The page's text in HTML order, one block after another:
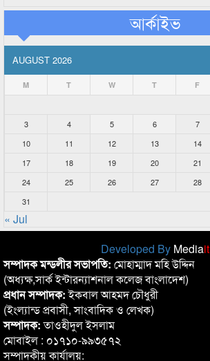
আর্কাইভ
AUGUST 2026
M T W T F
3
4 5 6 7
10
11 12 13 14
17
18 19 20 21
24
25 26 27 28
31
« Jul
Developed By Mediait
সম্পাদক মন্ডলীর সভাপতি: মোহাম্মাদ মহি উদ্দিন
(অধ্যক্ষ,সার্ক ইন্টারন্যাশনাল কলেজ বাংলাদেশ)
প্রধান সম্পাদক:ইকবাল আহমদ চৌধুরী
(ইংল্যান্ড প্রবাসী, সাংবাদিক ও লেখক)
সম্পাদক:তাওহীদুল ইসলাম
মোবাইল : ০১৭১০-৯৯৩৫৭২
সম্পাদকীয় কার্যালয়: